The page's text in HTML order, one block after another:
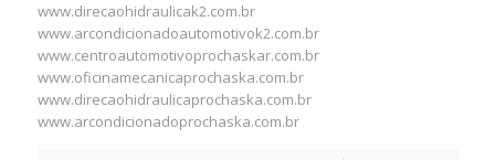
www.direcaohidraulicak2.com.br
www.arcondicionadoautomotivok2.com.br
www.centroautomotivoprochaskar.com.br
www.oficinamecanicaprochaska.com.br
www.direcaohidraulicaprochaska.com.br
www.arcondicionadoprochaska.com.br